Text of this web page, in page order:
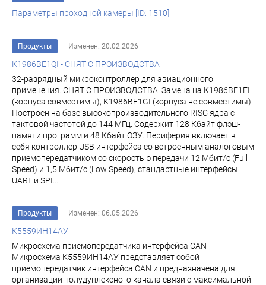
Параметры проходной камеры [ID: 1510]
Продукты Изменен: 20.02.2026
К1986ВЕ1QI - СНЯТ С ПРОИЗВОДСТВА
32-разрядный микроконтроллер для авиационного
применения. СНЯТ С ПРОИЗВОДСТВА. Замена на К1986ВЕ1FI
(корпуса совместимы), К1986ВЕ1GI (корпуса не совместимы).
Построен на базе высокопроизводительного RISC ядра с
тактовой частотой до 144 МГц. Содержит 128 Кбайт флэш-
памяти программ и 48 Кбайт ОЗУ. Периферия включает в
себя контроллер USB интерфейса со встроенным аналоговым
приемопередатчиком со скоростью передачи 12 Мбит/с (Full
Speed) и 1,5 Мбит/с (Low Speed), стандартные интерфейсы
UART и SPI...
Продукты Изменен: 06.05.2026
К5559ИН14АУ
Микросхема приемопередатчика интерфейса CAN
Микросхема К5559ИН14АУ представляет собой
приемопередатчик интерфейса CAN и предназначена для
организации полудуплексного канала связи с максимальной